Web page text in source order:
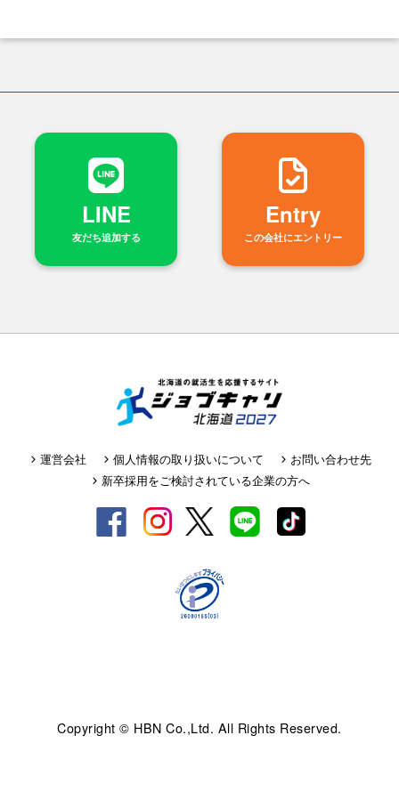
LINE
友だち追加する
Entry
この会社にエントリー
運営会社 個人情報の取り扱いについて
お問い合わせ先
新卒採用をご検討されている企業の方へ
Copyright © HBN Co.,Ltd. All Rights Reserved.